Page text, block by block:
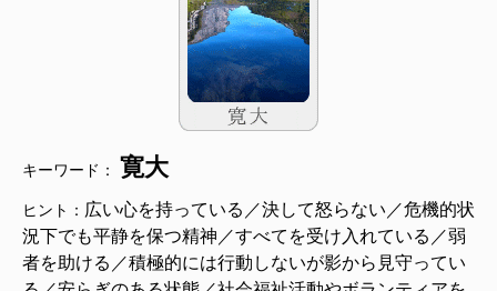
キーワード： 寛大
ヒント： 広い心を持っている／決して怒らない／危機的状
況下でも平静を保つ精神／すべてを受け入れている／弱
者を助ける／積極的には行動しないが影から見守ってい